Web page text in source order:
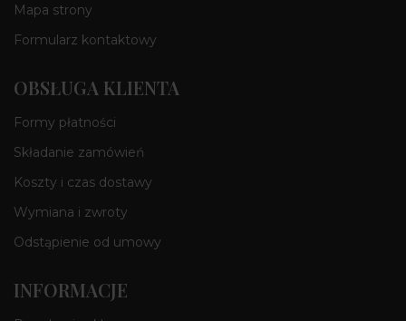
Mapa strony
Formularz kontaktowy
OBSŁUGA KLIENTA
Formy płatności
Składanie zamówień
Koszty i czas dostawy
Wymiana i zwroty
Odstąpienie od umowy
INFORMACJE